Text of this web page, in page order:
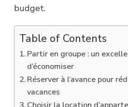
budget.
Table of Contents
Partir en groupe : un
d’économiser
Réserver à l’avance pour
vacances